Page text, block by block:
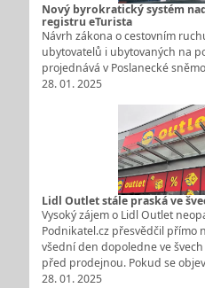
Nový byrokratický systém
registru eTurista
Návrh zákona o cestovním
ubytovatelů i ubytovaných na
projednává v Poslanecké
28. 01. 2025
Lidl Outlet stále praská ve
Vysoký zájem o Lidl Outlet
Podnikatel.cz přesvědčil přímo
všední den dopoledne ve
před prodejnou. Pokud se
28. 01. 2025